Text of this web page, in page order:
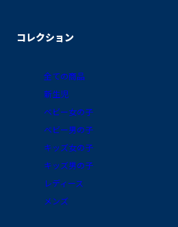
コレクション
全ての商品
新生児
ベビー女の子
ベビー男の子
キッズ女の子
キッズ男の子
レディース
メンズ